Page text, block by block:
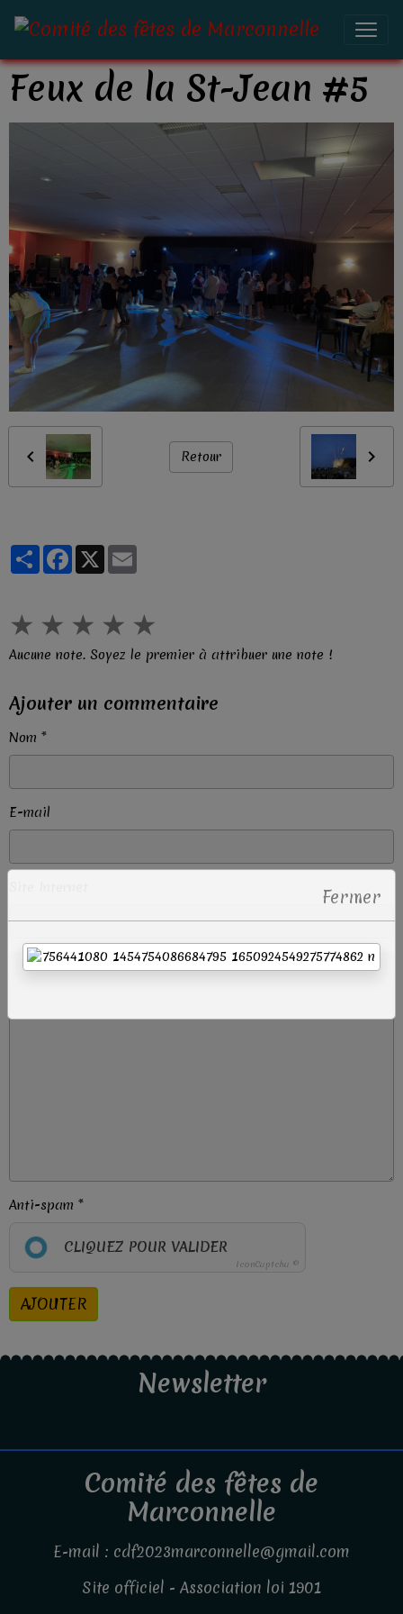
Feux de la St-Jean #5
Retour
PartagerFacebook
X
★ ★ ★ ★ ★
Aucune note. Soyez le premier à attribuer une note !
Ajouter un commentaire
Nom
E-mail
Anti-spam
CLIQUEZ POUR VALIDER
IconCaptcha ©
AJOUTER
Newsletter
Comité des fêtes de
Marconnelle
E-mail : cdf2023marconnelle@gmail.com
Site officiel - Association loi 1901
Fermer